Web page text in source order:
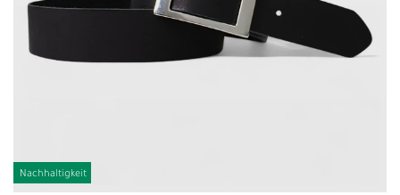
Nachhaltigkeit